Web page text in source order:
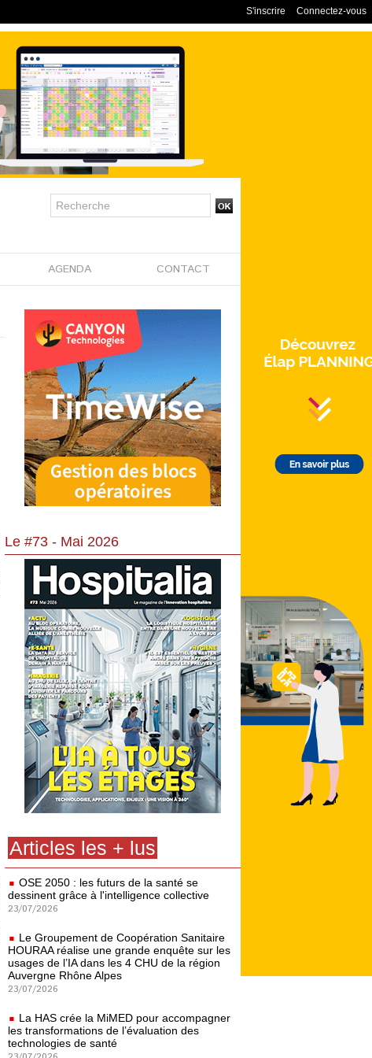
Connectez-vous
S'inscrire
AGENDA CONTACT
Le #73 - Mai 2026
Articles les + lus
OSE 2050 : les futurs de la santé se
dessinent grâce à l'intelligence collective
23/07/2026
Le Groupement de Coopération Sanitaire
HOURAA réalise une grande enquête sur les
usages de l’IA dans les 4 CHU de la région
Auvergne Rhône Alpes
23/07/2026
La HAS crée la MiMED pour accompagner
les transformations de l’évaluation des
technologies de santé